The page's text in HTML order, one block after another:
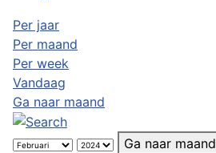
Per jaar
Per maand
Per week
Vandaag
Ga naar maand
Ga naar maand